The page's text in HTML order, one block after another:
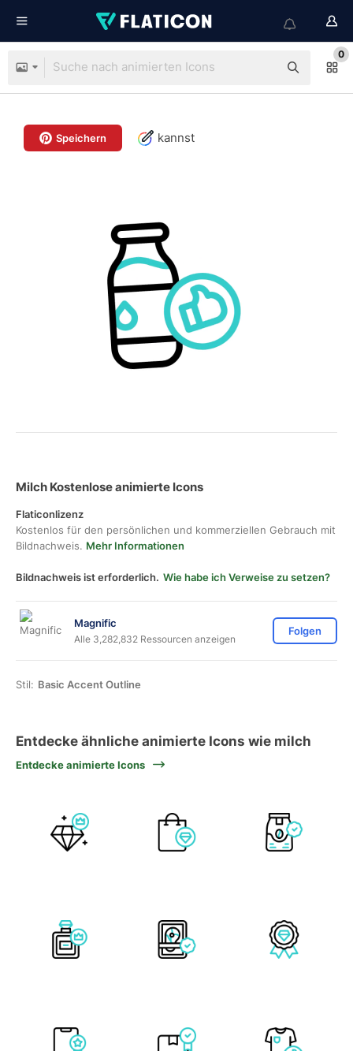
0
Speichern kannst
Milch Kostenlose animierte Icons
Flaticonlizenz
Kostenlos für den persönlichen und kommerziellen Gebrauch mit
Bildnachweis. Mehr Informationen
Bildnachweis ist erforderlich. Wie habe ich Verweise zu setzen?
Magnific
Alle 3,282,832 Ressourcen anzeigen
Folgen
Stil: Basic Accent Outline
Entdecke ähnliche animierte Icons wie milch
Entdecke animierte Icons